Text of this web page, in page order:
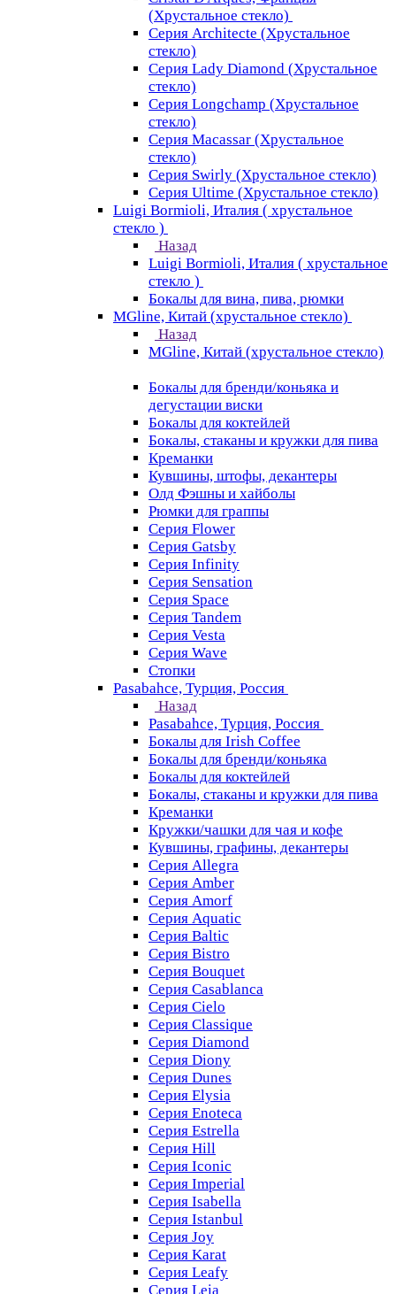
(Хрустальное стекло)
Серия Architecte (Хрустальное
стекло)
Серия Lady Diamond (Хрустальное
стекло)
Серия Longchamp (Хрустальное
стекло)
Серия Macassar (Хрустальное
стекло)
Серия Swirly (Хрустальное стекло)
Серия Ultime (Хрустальное стекло)
Luigi Bormioli, Италия ( хрустальное
стекло )
Назад
Luigi Bormioli, Италия ( хрустальное
стекло )
Бокалы для вина, пива, рюмки
MGline, Китай (хрустальное стекло)
Назад
MGline, Китай (хрустальное стекло)
Бокалы для бренди/коньяка и
дегустации виски
Бокалы для коктейлей
Бокалы, стаканы и кружки для пива
Креманки
Кувшины, штофы, декантеры
Олд Фэшны и хайболы
Рюмки для граппы
Серия Flower
Серия Gatsby
Серия Infinity
Серия Sensation
Серия Space
Серия Tandem
Серия Vesta
Серия Wave
Стопки
Pasabahce, Турция, Россия
Назад
Pasabahce, Турция, Россия
Бокалы для Irish Coffee
Бокалы для бренди/коньяка
Бокалы для коктейлей
Бокалы, стаканы и кружки для пива
Креманки
Кружки/чашки для чая и кофе
Кувшины, графины, декантеры
Серия Allegra
Серия Amber
Серия Amorf
Серия Aquatic
Серия Baltic
Серия Bistro
Серия Bouquet
Серия Casablanсa
Серия Cielo
Серия Classique
Серия Diamond
Серия Diony
Серия Dunes
Серия Elysia
Серия Enoteca
Серия Estrella
Серия Hill
Серия Iconic
Серия Imperial
Серия Isabella
Серия Istanbul
Серия Joy
Серия Karat
Серия Leafy
Серия Leia